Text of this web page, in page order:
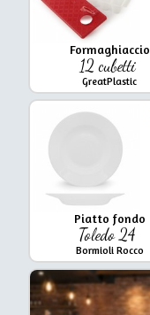
Formaghiaccio
12 cubetti
GreatPlastic
Piatto fondo
Toledo 24
Bormioli Rocco